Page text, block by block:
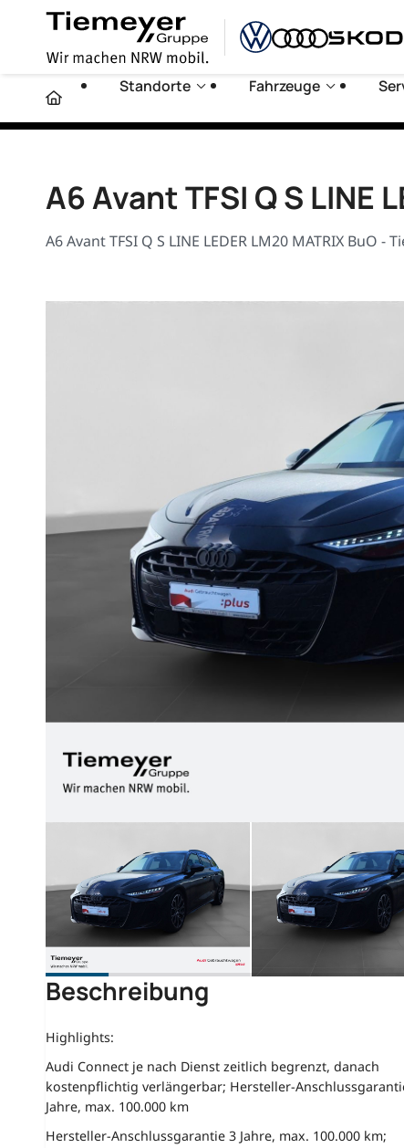
Standorte Fahrzeuge
A6 Avant TFSI Q S LINE
A6 Avant TFSI Q S LINE LEDER LM20 MATRIX BuO
Beschreibung
Highlights:
Audi Connect je nach Dienst zeitlich begrenzt, danach
kostenpflichtig verlängerbar; Hersteller-
Jahre, max. 100.000 km
Hersteller-Anschlussgarantie 3 Jahre, max. 100.000 km;